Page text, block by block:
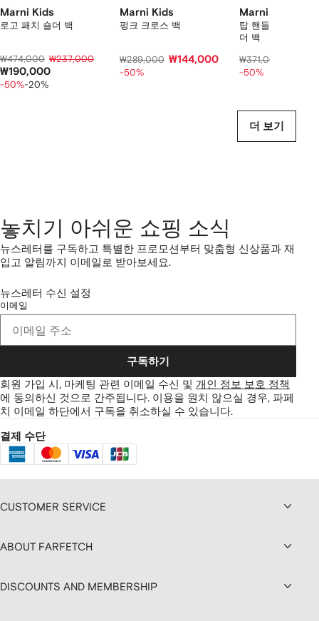
Marni Kids
로고 패치 숄더 백
₩474,000 ₩237,000
₩190,000
-50%-20%
Marni Kids
펑크 크로스 백
₩289,000 ₩144,000
-50%
Marni Kids
탑 핸들 플라워 바
더 백
₩371,000
-50%
더 보기
놓치기 아쉬운 쇼핑 소식
뉴스레터를 구독하고 특별한 프로모션부터 맞춤형 신상품과 재
입고 알림까지 이메일로 받아보세요.
뉴스레터 수신 설정
이메일
구독하기
회원 가입 시, 마케팅 관련 이메일 수신 및 개인 정보 보호 정책
에 동의하신 것으로 간주됩니다. 이용을 원치 않으실 경우, 파페
치 이메일 하단에서 구독을 취소하실 수 있습니다.
결제 수단
CUSTOMER SERVICE
ABOUT FARFETCH
DISCOUNTS AND MEMBERSHIP